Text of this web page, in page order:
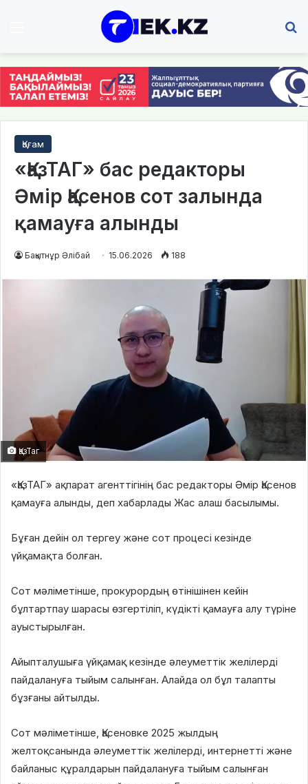
Қоғам
«ҚазТАГ» бас редакторы
Әмір Қасенов сот залында
қамауға алынды
Бақытнұр Әлібай 15.06.2026 188
ҚазТаг
«ҚазТАГ» ақпарат агенттігінің бас редакторы Әмір Қасенов
қамауға алынды, деп хабарлады Жас алаш басылымы.
Бұған дейін ол тергеу және сот процесі кезінде
үйқамақта болған.
Сот мәліметінше, прокурордың өтінішінен кейін
бұлтартпау шарасы өзгертіліп, күдікті қамауға алу түріне
ауыстырылған.
Айыпталушыға үйқамақ кезінде әлеуметтік желілерді
пайдалануға тыйым салынған. Алайда ол бұл талапты
бұзғаны айтылды.
Сот мәліметінше, Қасеновке 2025 жылдың
желтоқсанында әлеуметтік желілерді, интернетті және
байланыс құралдарын пайдалануға тыйым салынған